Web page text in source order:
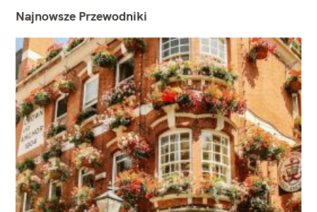
Najnowsze Przewodniki